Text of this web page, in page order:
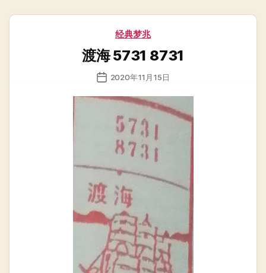
分
经典梦兆
渡海 5731 8731
发
日
2020年11月15日